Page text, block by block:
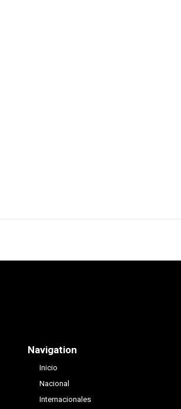
Navigation
Inicio
Nacional
Internacionales